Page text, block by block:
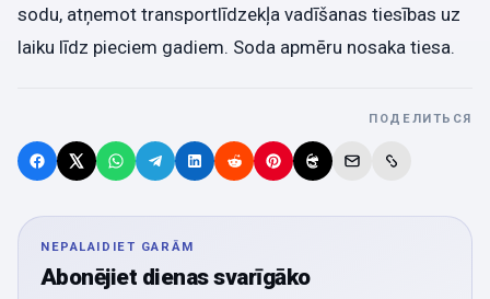
sodu, atņemot transportlīdzekļa vadīšanas tiesības uz
laiku līdz pieciem gadiem. Soda apmēru nosaka tiesa.
ПОДЕЛИТЬСЯ
NEPALAIDIET GARĀM
Abonējiet dienas svarīgāko